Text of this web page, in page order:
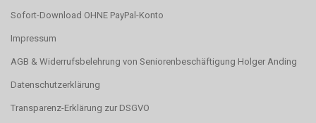
Sofort-Download OHNE PayPal-Konto
Impressum
AGB & Widerrufsbelehrung von Seniorenbeschäftigung Holger Anding
Datenschutzerklärung
Transparenz-Erklärung zur DSGVO